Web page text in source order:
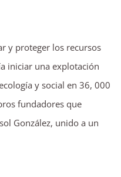
y proteger los recursos
iniciar una explotación
y social en 36, 000
fundadores que
González, unido a un